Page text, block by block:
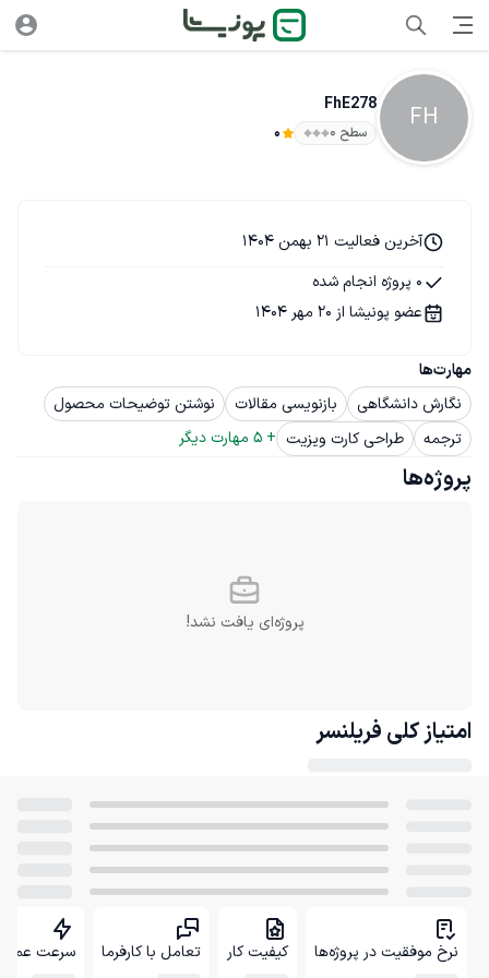
FH
FhE278
سطح ۰ 0
مهارت‌ها
نگارش دانشگاهی
بازنویسی مقالات
نوشتن توضیحات محصول
ترجمه
طراحی کارت ویزیت +
5 مهارت دیگر
آخرین فعالیت 21 بهمن 1404
0 پروژه انجام شده
عضو پونیشا از 20 مهر 1404
پروژه‌ها
پروژه‌ای یافت نشد!
امتیاز کلی فریلنسر
نرخ موفقیت در پروژه‌ها کیفیت کار تعامل با کارفرما سرعت عمل